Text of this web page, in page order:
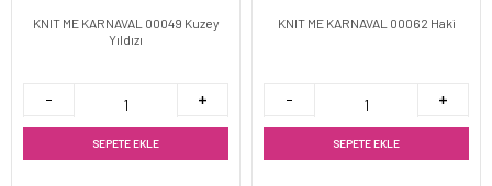
KNIT ME KARNAVAL 00049 Kuzey
Yıldızı
SEPETE EKLE
KNIT ME KARNAVAL 00062 Haki
SEPETE EKLE